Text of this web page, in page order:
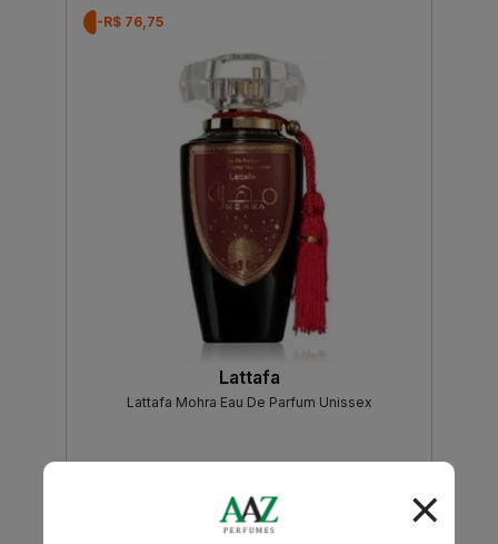
-R$ 76,75
Lattafa
Lattafa Mohra Eau De Parfum Unissex
R$ 261,25
12XdeR$ 21,77